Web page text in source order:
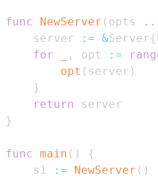
func NewServer ( opts
    server
:= &Server{
for
, opt :=
opt ( server )
}
return
}
func main ( )
{
    s1
:= NewServer ( )